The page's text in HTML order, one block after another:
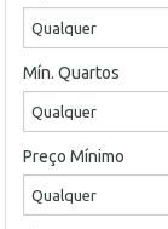
Qualquer
Mín. Quartos
Qualquer
Preço Mínimo
Qualquer